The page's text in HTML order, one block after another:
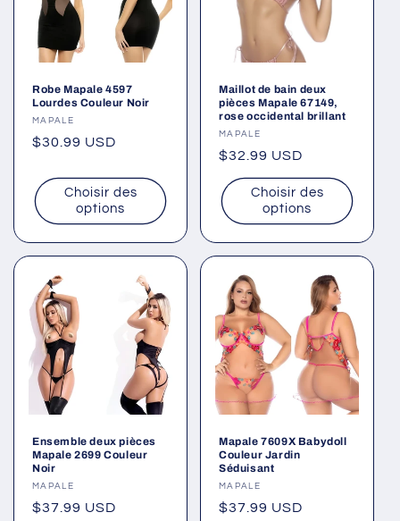
Robe Mapale 4597
Lourdes Couleur Noir
Fournisseur :
MAPALE
Prix
$30.99 USD
Choisir des
options
Maillot de bain deux
pièces Mapale 67149,
rose occidental brillant
Fournisseur :
MAPALE
Prix
habituel
$32.99 USD
Choisir des
options
Ensemble deux pièces
Mapale 2699 Couleur
Noir
Fournisseur :
MAPALE
Prix
$37.99 USD
Mapale 7609X Babydoll
Couleur Jardin
Séduisant
Fournisseur :
MAPALE
Prix
$37.99 USD